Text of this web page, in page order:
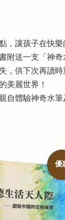
，讓孩子在快
附送一支「神
，供下次再讀時
美麗世界！
體驗神奇水筆
優